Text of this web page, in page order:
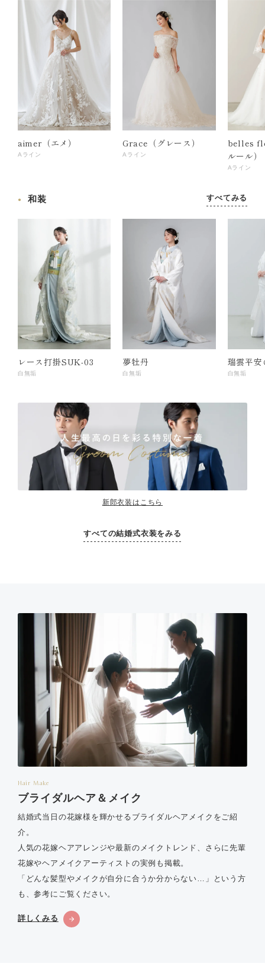
aimer（エメ）
Aライン
Grace（グレース）
Aライン
belles
ルール）
Aライン
和装 すべてみる
レース打掛SUK-03
白無垢
夢牡丹
白無垢
瑞雲平安
白無垢
新郎衣装はこちら
すべての結婚式衣装をみる
Hair Make
ブライダルヘア＆メイク
結婚式当日の花嫁様を輝かせるブライダルヘアメイクをご紹
介。
人気の花嫁ヘアアレンジや最新のメイクトレンド、さらに先輩
花嫁やヘアメイクアーティストの実例も掲載。
「どんな髪型やメイクが自分に合うか分からない…」という方
も、参考にご覧ください。
詳しくみる